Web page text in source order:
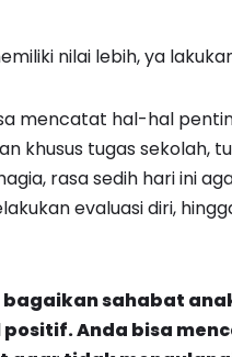
nilai lebih, ya
mencatat hal-hal
khusus tugas sekolah,
rasa sedih hari ini
evaluasi diri,
sahabat
Anda bisa